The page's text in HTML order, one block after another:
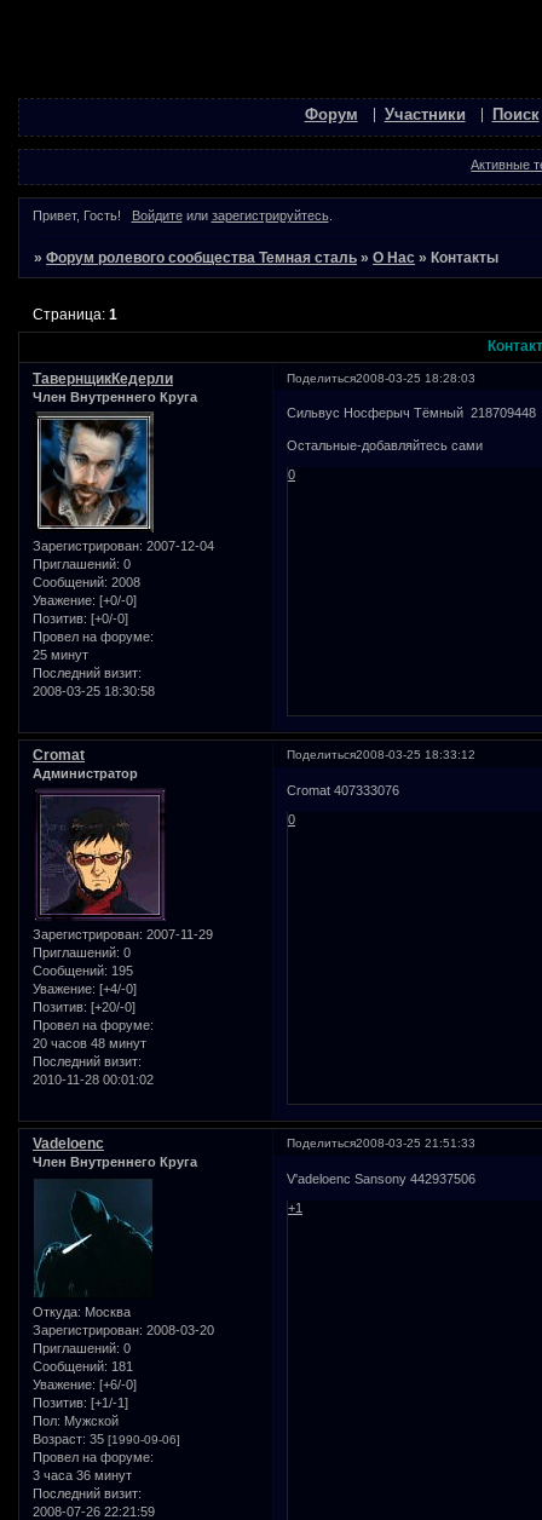
Форум Участники Поиск
Активные
Привет, Гость! Войдитеили зарегистрируйтесь.
»Форум ролевого сообщества Темная сталь »О Нас »Контакты
Страница:1
Поделиться2008-03-25 18:28:03
ТавернщикКедерли
Член Внутреннего Круга
Зарегистрирован: 2007-12-04
Приглашений: 0
Сообщений: 2008
Уважение: [+0/-0]
Позитив: [+0/-0]
Провел на форуме:
25 минут
Последний визит:
2008-03-25 18:30:58
Сильвус Носферыч Тёмный 218709448
Остальные-добавляйтесь сами
0
Поделиться2008-03-25 18:33:12
Cromat
Администратор
Зарегистрирован: 2007-11-29
Приглашений: 0
Сообщений: 195
Уважение: [+4/-0]
Позитив: [+20/-0]
Провел на форуме:
20 часов 48 минут
Последний визит:
2010-11-28 00:01:02
Cromat 407333076
0
Поделиться2008-03-25 21:51:33
Vadeloenc
Член Внутреннего Круга
Откуда: Москва
Зарегистрирован: 2008-03-20
Приглашений: 0
Сообщений: 181
Уважение: [+6/-0]
Позитив: [+1/-1]
Пол: Мужской
Возраст: 35 [1990-09-06]
Провел на форуме:
3 часа 36 минут
Последний визит:
2008-07-26 22:21:59
V'adeloenc Sansony 442937506
+1